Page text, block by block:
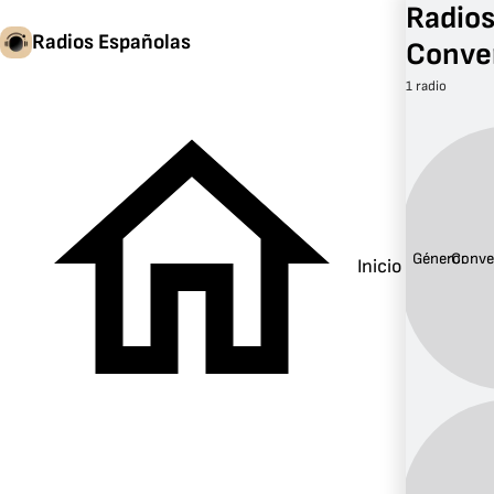
Radios Españolas
Inicio
1 radio
Género: